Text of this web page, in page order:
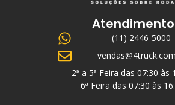
(11) 2446-5000
2ª a 5ª Feira das 07:30 às
6ª Feira das 07:30 às